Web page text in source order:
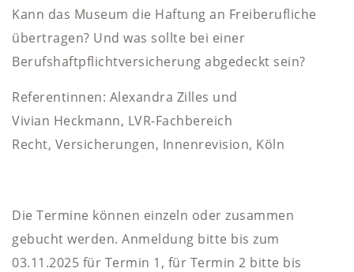
Kann das Museum die Haftung an Freiberufliche
übertragen? Und was sollte bei einer
Berufshaftpflichtversicherung abgedeckt sein?
Referentinnen: Alexandra Zilles und
Vivian Heckmann, LVR-Fachbereich
Recht, Versicherungen, Innenrevision, Köln
Die Termine können einzeln oder zusammen
gebucht werden. Anmeldung bitte bis zum
03.11.2025 für Termin 1, für Termin 2 bitte bis